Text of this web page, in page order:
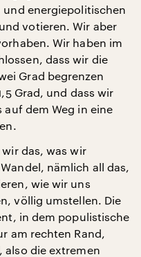
und energiepolitischen
votieren. Wir aber
Wir haben im
dass wir die
Grad begrenzen
Grad, und dass wir
dem Weg in eine
das, was wir
nämlich all das,
wie wir uns
völlig umstellen. Die
in dem populistische
am rechten Rand,
also die extremen